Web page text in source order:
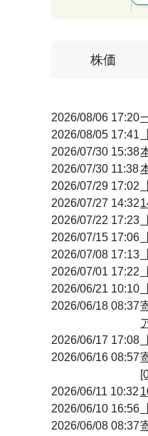
株価
2026/08/06 17:20
2026/08/05 17:41
2026/07/30 15:38
2026/07/30 11:38
2026/07/29 17:02
2026/07/27 14:32
2026/07/22 17:23
2026/07/15 17:06
2026/07/08 17:13
2026/07/01 17:22
2026/06/21 10:10
2026/06/18 08:37
2026/06/17 17:08
2026/06/16 08:57
2026/06/11 10:32
2026/06/10 16:56
2026/06/08 08:37